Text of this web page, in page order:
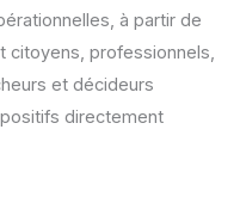
à partir de
citoyens, professionnels,
et décideurs
directement